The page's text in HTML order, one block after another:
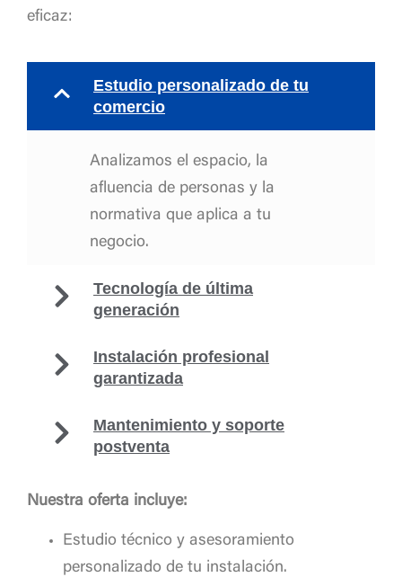
eficaz:
Estudio personalizado de tu
comercio
Analizamos el espacio, la
afluencia de personas y la
normativa que aplica a tu
negocio.
Tecnología de última
generación
Instalación profesional
garantizada
Mantenimiento y soporte
postventa
Nuestra oferta incluye:
Estudio técnico y asesoramiento
personalizado de tu instalación.